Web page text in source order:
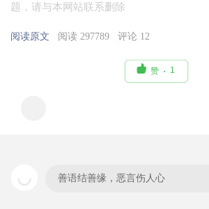
题，请与本网站联系删除
阅读原文 阅读 297789 评论 12
 赞 1
善语结善缘，恶言伤人心